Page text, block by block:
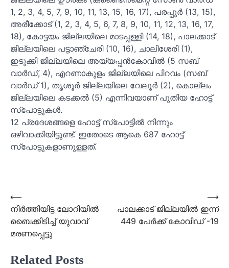
1, 2, 3, 4, 5, 7, 9, 10, 11, 13, 15, 16, 17), പരപ്പൂര്(13, 15),
അരീക്കോട് (1, 2, 3, 4, 5, 6, 7, 8, 9, 10, 11, 12, 13, 16, 17,
18), കോട്ടയം ജില്ലയിലെ മാടപ്പള്ളി (14, 18), പാലക്കാട്
ജില്ലയിലെ പട്ടാഞ്ചേരി (10, 16), ചാലിശേരി (1),
ഇടുക്കി ജില്ലയിലെ അയ്യപ്പന്കോവില് (5 സബ്
വാര്ഡ്, 4), എറണാകുളം ജില്ലയിലെ പിറവം (സബ്
വാര്ഡ് 1), തൃശൂര്ജില്ലയിലെ വേലൂര്(2), കൊല്ലം
ജില്ലയിലെ കടക്കല് (5) എന്നിവയാണ് പുതിയ ഹോട്ട്
സ്‌പോട്ടുകള്.
12 പ്രദേശങ്ങളെ ഹോട്ട് സ്‌പോട്ടില് നിന്നും
ഒഴിവാക്കിയിട്ടുണ്ട്. ഇതോടെ ആകെ 687 ഹോട്ട്
സ്‌പോട്ടുകളാണുള്ളത്.
Post
navigation
⟵
നിർത്തിയിട്ട ലോറിയിൽ
ബൈക്കിടിച്ച് യുവാവ്
മരണപ്പെട്ടു
പാലക്കാട് ജില്ലയിൽ ഇന്ന്
449 പേര്‍ക്ക് കോവിഡ് -19
⟶
Related Posts